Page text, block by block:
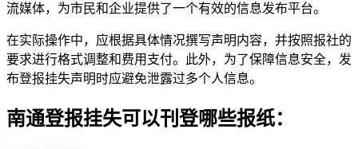
流媒体，为市民和企业提供了一个有效的信息发布平台。
在实际操作中，应根据具体情况撰写声明内容，并按照报社的
要求进行格式调整和费用支付。此外，为了保障信息安全，发
布登报挂失声明时应避免泄露过多个人信息。
南通登报挂失可以刊登哪些报纸：